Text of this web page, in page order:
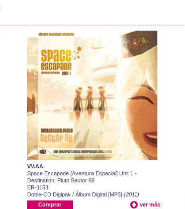
VV.AA.
Space Escapade [Aventura Espacial] Unit 1 -
Destination: Pluto Sector 68
ER-1153
Doble-CD Digipak / Álbum Digital [MP3] (2011)
Comprar
ver más